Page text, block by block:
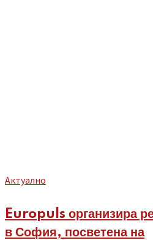
Aктуално
Europuls организира
в София, посветена на